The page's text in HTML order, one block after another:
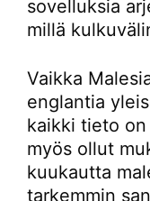
sovelluksia
millä
Vaikka
englantia
kaikki tieto
myös ollut
kuukautta
tarkemmin